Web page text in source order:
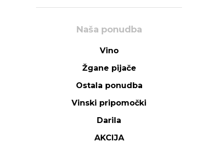
Naša ponudba
Vino
Žgane pijače
Ostala ponudba
Vinski pripomočki
Darila
AKCIJA